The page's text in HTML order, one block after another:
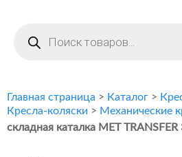
товаров
Главная страница > Каталог >
Кресла-коляски > Механические
складная каталка МЕТ TRANSFER